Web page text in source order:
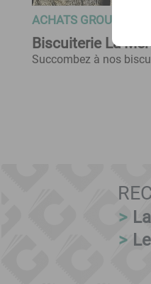
ACHATS GROUPÉS CSE
Biscuiterie La
Succombez à nos
>
>